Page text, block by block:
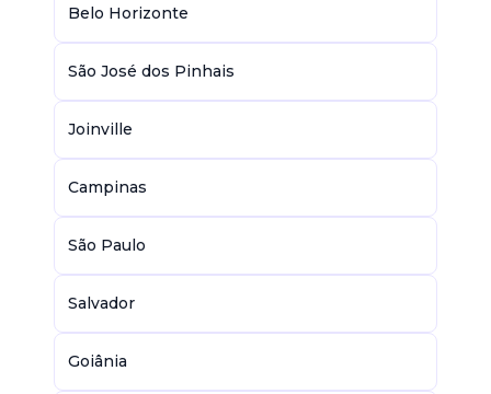
Belo Horizonte
São José dos Pinhais
Joinville
Campinas
São Paulo
Salvador
Goiânia